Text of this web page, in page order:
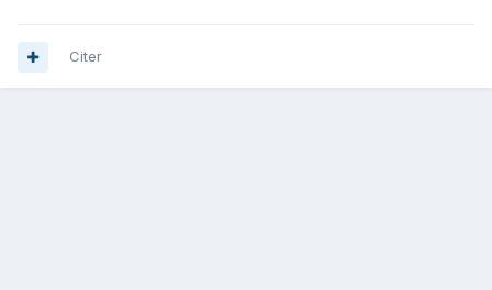
Citer